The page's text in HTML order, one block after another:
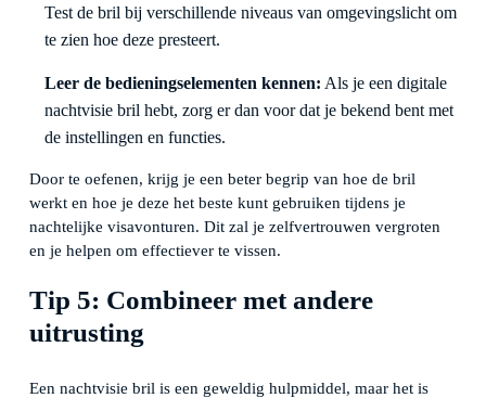
Test de bril bij verschillende niveaus van omgevingslicht om
te zien hoe deze presteert.
Leer de bedieningselementen kennen: Als je een digitale
nachtvisie bril hebt, zorg er dan voor dat je bekend bent met
de instellingen en functies.
Door te oefenen, krijg je een beter begrip van hoe de bril
werkt en hoe je deze het beste kunt gebruiken tijdens je
nachtelijke visavonturen. Dit zal je zelfvertrouwen vergroten
en je helpen om effectiever te vissen.
Tip 5: Combineer met andere
uitrusting
Een nachtvisie bril is een geweldig hulpmiddel, maar het is